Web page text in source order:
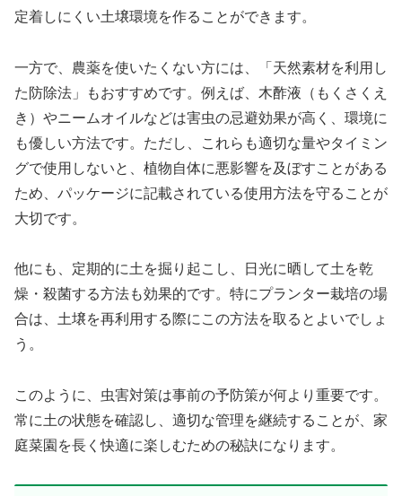
定着しにくい土壌環境を作ることができます。
一方で、農薬を使いたくない方には、「天然素材を利用し
た防除法」もおすすめです。例えば、木酢液（もくさくえ
き）やニームオイルなどは害虫の忌避効果が高く、環境に
も優しい方法です。ただし、これらも適切な量やタイミン
グで使用しないと、植物自体に悪影響を及ぼすことがある
ため、パッケージに記載されている使用方法を守ることが
大切です。
他にも、定期的に土を掘り起こし、日光に晒して土を乾
燥・殺菌する方法も効果的です。特にプランター栽培の場
合は、土壌を再利用する際にこの方法を取るとよいでしょ
う。
このように、虫害対策は事前の予防策が何より重要です。
常に土の状態を確認し、適切な管理を継続することが、家
庭菜園を長く快適に楽しむための秘訣になります。